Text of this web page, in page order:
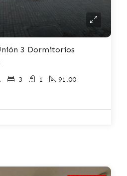
3 Dormitorios
3 1 91.00